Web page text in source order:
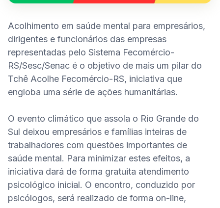
Acolhimento em saúde mental para empresários,
dirigentes e funcionários das empresas
representadas pelo Sistema Fecomércio-
RS/Sesc/Senac é o objetivo de mais um pilar do
Tchê Acolhe Fecomércio-RS, iniciativa que
engloba uma série de ações humanitárias.
O evento climático que assola o Rio Grande do
Sul deixou empresários e famílias inteiras de
trabalhadores com questões importantes de
saúde mental. Para minimizar estes efeitos, a
iniciativa dará de forma gratuita atendimento
psicológico inicial. O encontro, conduzido por
psicólogos, será realizado de forma on-line,